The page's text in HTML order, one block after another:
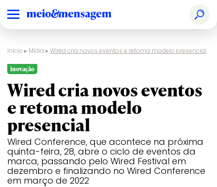
Início ▸ Mídia ▸Wired cria novos eventos e retoma modelo presencial
inovação
Wired cria novos eventos
e retoma modelo
presencial
Wired Conference, que acontece na próxima
quinta-feira, 28, abre o ciclo de eventos da
marca, passando pelo Wired Festival em
dezembro e finalizando no Wired Conference
em março de 2022